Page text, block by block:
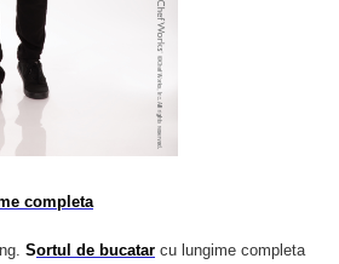
completa
Sortul de bucatar cu lungime completa